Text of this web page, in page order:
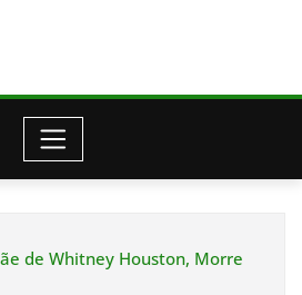
de Whitney Houston, Morre